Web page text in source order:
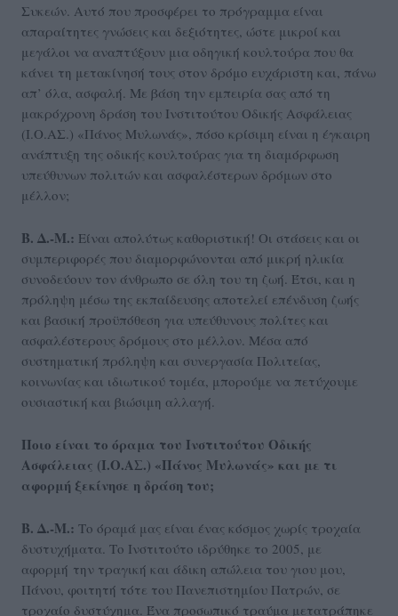
Συκεών. Αυτό που προσφέρει το πρόγραμμα είναι
απαραίτητες γνώσεις και δεξιότητες, ώστε μικροί και
μεγάλοι να αναπτύξουν μια οδηγική κουλτούρα που θα
κάνει τη μετακίνησή τους στον δρόμο ευχάριστη και, πάνω
απ’ όλα, ασφαλή. Με βάση την εμπειρία σας από τη
μακρόχρονη δράση του Ινστιτούτου Οδικής Ασφάλειας
(Ι.Ο.ΑΣ.) «Πάνος Μυλωνάς», πόσο κρίσιμη είναι η έγκαιρη
ανάπτυξη της οδικής κουλτούρας για τη διαμόρφωση
υπεύθυνων πολιτών και ασφαλέστερων δρόμων στο
μέλλον;
Β. Δ.-M.: Είναι απολύτως καθοριστική! Οι στάσεις και οι
συμπεριφορές που διαμορφώνονται από μικρή ηλικία
συνοδεύουν τον άνθρωπο σε όλη του τη ζωή. Έτσι, και η
πρόληψη μέσω της εκπαίδευσης αποτελεί επένδυση ζωής
και βασική προϋπόθεση για υπεύθυνους πολίτες και
ασφαλέστερους δρόμους στο μέλλον. Μέσα από
συστηματική πρόληψη και συνεργασία Πολιτείας,
κοινωνίας και ιδιωτικού τομέα, μπορούμε να πετύχουμε
ουσιαστική και βιώσιμη αλλαγή.
Ποιο είναι το όραμα του Ινστιτούτου Οδικής
Ασφάλειας (Ι.Ο.ΑΣ.) «Πάνος Μυλωνάς» και με τι
αφορμή ξεκίνησε η δράση του;
Β. Δ.-M.: Το όραμά μας είναι ένας κόσμος χωρίς τροχαία
δυστυχήματα. Το Ινστιτούτο ιδρύθηκε το 2005, με
αφορμή την τραγική και άδικη απώλεια του γιου μου,
Πάνου, φοιτητή τότε του Πανεπιστημίου Πατρών, σε
τροχαίο δυστύχημα. Ένα προσωπικό τραύμα μετατράπηκε